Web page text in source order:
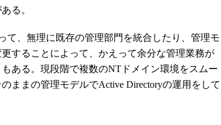
る。
て、無理に既存の管理部門を統合したり、管理モ
することによって、かえって余分な管理業務が
ある。現段階で複数のNTドメイン環境をスムー
ままの管理モデルでActive Directoryの運用をして